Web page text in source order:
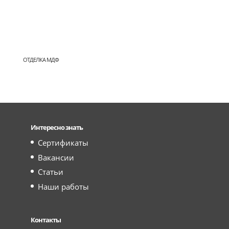
ОТДЕЛКА МДФ
Интересно знать
Сертификаты
Вакансии
Статьи
Наши работы
Контакты